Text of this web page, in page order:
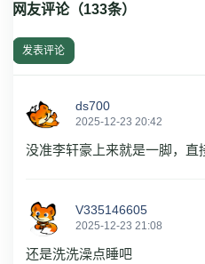
网友评论（133条）
发表评论
ds700
2025-12-23 20:42
没准李轩豪上来就是一脚，直
V335146605
2025-12-23 21:08
还是洗洗澡点睡吧